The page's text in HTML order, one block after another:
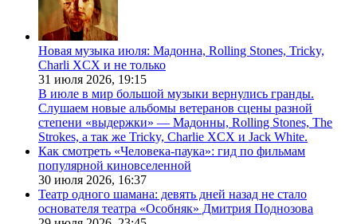
Новая музыка июля: Мадонна, Rolling Stones, Tricky,
Charli XCX и не только
31 июля 2026, 19:15
В июле в мир большой музыки вернулись гранды.
Слушаем новые альбомы ветеранов сцены разной
степени «выдержки» — Мадонны, Rolling Stones, The
Strokes, а так же Tricky, Charlie XCX и Jack White.
Как смотреть «Человека-паука»: гид по фильмам
популярной киновселенной
30 июля 2026, 16:37
Театр одного шамана: девять дней назад не стало
основателя театра «Особняк» Дмитрия Поднозова